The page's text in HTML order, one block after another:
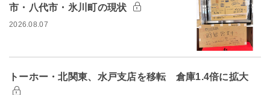
市・八代市・氷川町の現状
2026.08.07
トーホー・北関東、水戸支店を移転 倉庫1.4倍に拡大